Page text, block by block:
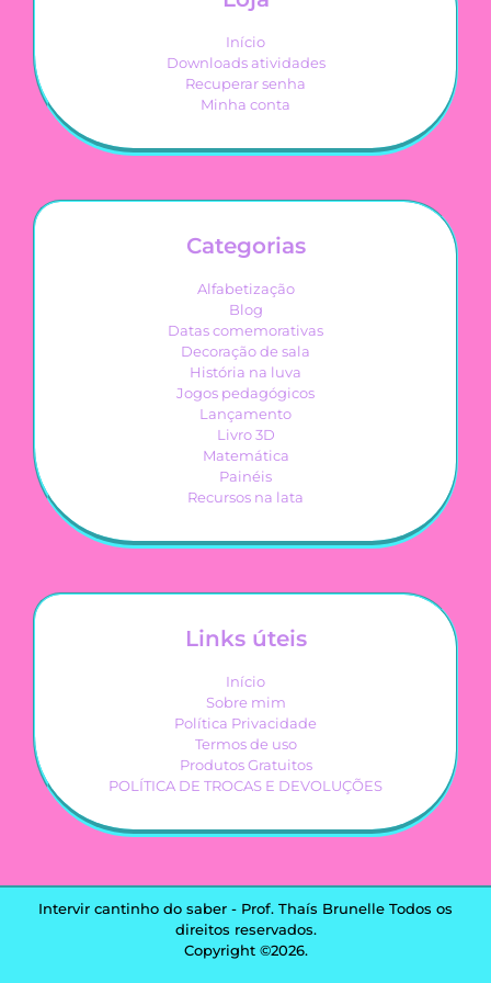
Início
Downloads atividades
Recuperar senha
Minha conta
Categorias
Alfabetização
Blog
Datas comemorativas
Decoração de sala
História na luva
Jogos pedagógicos
Lançamento
Livro 3D
Matemática
Painéis
Recursos na lata
Links úteis
Início
Sobre mim
Política Privacidade
Termos de uso
Produtos Gratuitos
POLÍTICA DE TROCAS E DEVOLUÇÕES
Intervir cantinho do saber - Prof. Thaís Brunelle Todos os
direitos reservados.
Copyright ©2026.